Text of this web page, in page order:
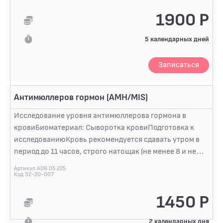
цикла. Главным органом-мишенью прогестерона
является матка. Гормон вызывает секреторную
трансформацию пролиферативно утолщенного
1900 Р
5 календарных дней
Записаться
Антимюллеров гормон (AMH/MIS)
Исследование уровня антимюллерова гормона в
кровиБиоматериал: Сыворотка кровиПодготовка к
исследованиюКровь рекомендуется сдавать утром в
период до 11 часов, строго натощак (не менее 8 и не
негазированную воду. Накануне исследования
физические нагрузки и приём алкоголя. Не курить 30
Артикул A09.05.225
Код 32-20-007
1450 Р